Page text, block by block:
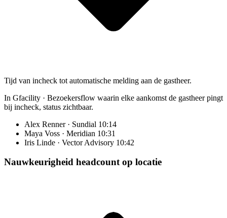
Tijd van incheck tot automatische melding aan de gastheer.
In Gfacility · Bezoekersflow waarin elke aankomst de gastheer pingt
bij incheck, status zichtbaar.
Alex Renner · Sundial 10:14
Maya Voss · Meridian 10:31
Iris Linde · Vector Advisory 10:42
Nauwkeurigheid headcount op locatie